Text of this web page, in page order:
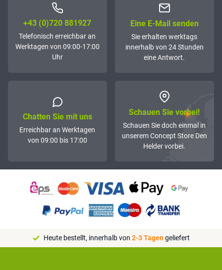
+43 (0)72­0 881927
Telefonisch erreichbar an
Werktagen von 09:00-17:00
Uhr
Eine E-Mail senden
Sie erhalten werktags
innerhalb von 24 Stunden
eine Antwort.
Chatten Sie mit uns
Erreichbar an Werktagen
von 09:00 bis 17:00
Schauen Sie vorbei!
Schauen Sie doch einmal in
unserem Concept Store Den
Helder vorbei.
Heute bestellt, innerhalb von 2-3 Tagengeliefert